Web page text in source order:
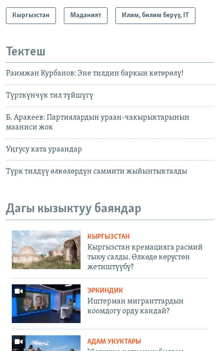
Кыргызстан Маданият Илим, билим берүү, IT
Тектеш
Раимжан Курбанов: Эне тилдин баркын көтөрөлү!
Түрткүнчүк тил түйшүгү
Б. Аракеев: Партиялардын ураан-чакырыктарынын
мааниси жок
Уңгусу ката ураандар
Түрк тилдүү өлкөлөрдүн саммити жыйынтыкталды
Дагы кызыктуу баяндар
КЫРГЫЗСТАН
Кыргызстан кремацияга расмий
тыюу салды. Өлкөдө көрүстөн
жетиштүүбү?
ЭРКИНДИК
Иштерман мигранттардын
коомдогу орду кандай?
АДАМ УКУКТАРЫ